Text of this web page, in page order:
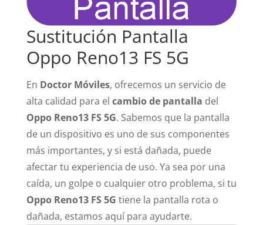
Sustitución Pantalla
Oppo Reno13 FS 5G
En Doctor Móviles, ofrecemos un servicio de
alta calidad para el cambio de pantalla del
Oppo Reno13 FS 5G. Sabemos que la pantalla
de un dispositivo es uno de sus componentes
más importantes, y si está dañada, puede
afectar tu experiencia de uso. Ya sea por una
caída, un golpe o cualquier otro problema, si tu
Oppo Reno13 FS 5G tiene la pantalla rota o
dañada, estamos aquí para ayudarte.